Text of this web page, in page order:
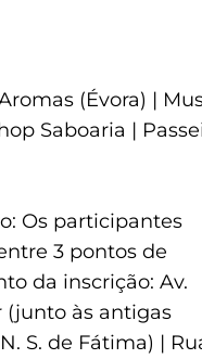
(Évora) |
Saboaria |
Os participantes
3 pontos de
da inscrição: Av.
(junto às antigas
S. de Fátima) |